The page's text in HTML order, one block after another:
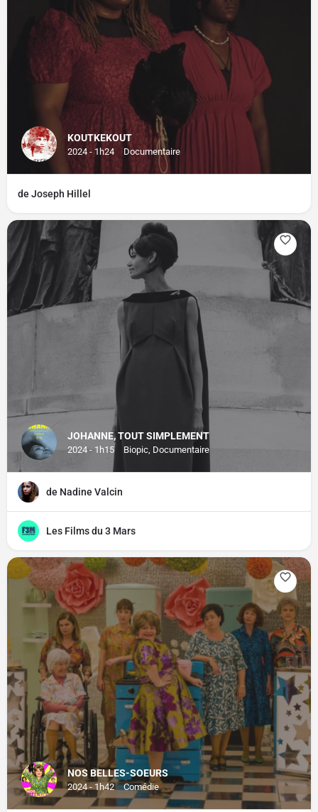
KOUTKEKOUT
2024 - 1h24 Documentaire
de Joseph Hillel
JOHANNE, TOUT SIMPLEMENT
2024 - 1h15 Biopic, Documentaire
de Nadine Valcin
Les Films du 3 Mars
NOS BELLES-SOEURS
2024 - 1h42 Comédie